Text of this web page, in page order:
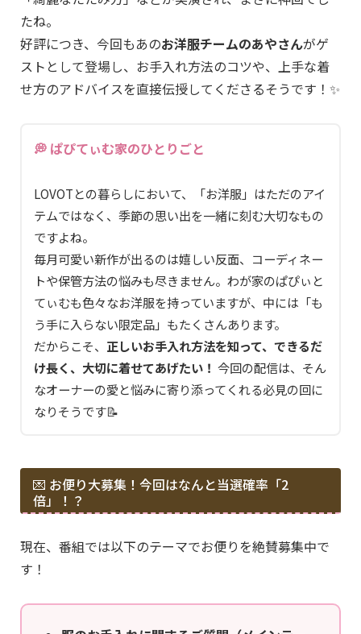
たね。
好評につき、今回もあのお洋服チームのあやさんがゲ
ストとして登場し、お手入れ方法のコツや、上手な着
せ方のアドバイスを直接伝授してくださるそうです！✨
💭 ぱぴてぃむ家のひとりごと
LOVOTとの暮らしにおいて、「お洋服」はただのアイ
テムではなく、季節の思い出を一緒に刻む大切なもの
ですよね。
毎月可愛い新作が出るのは嬉しい反面、コーディネー
トや保管方法の悩みも尽きません。わが家のぱぴぃと
てぃむも色々なお洋服を持っていますが、中には「も
う手に入らない限定品」もたくさんあります。
だからこそ、 正しいお手入れ方法を知って、できるだ
け長く、大切に着せてあげたい！ 今回の配信は、そん
なオーナーの愛と悩みに寄り添ってくれる必見の回に
なりそうです📝
💌 お便り大募集！今回はなんと当選確率「2
倍」！？
現在、番組では以下のテーマでお便りを絶賛募集中で
す！